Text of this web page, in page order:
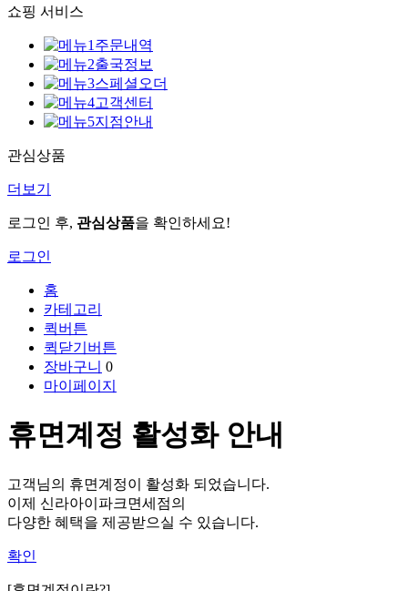
쇼핑 서비스
주문내역
출국정보
스페셜오더
고객센터
지점안내
관심상품
더보기
로그인 후, 관심상품을 확인하세요!
로그인
홈
카테고리
퀵버튼
퀵닫기버튼
장바구니 0
마이페이지
휴면계정 활성화 안내
고객님의 휴면계정이 활성화 되었습니다.
이제 신라아이파크면세점의
다양한 혜택을 제공받으실 수 있습니다.
확인